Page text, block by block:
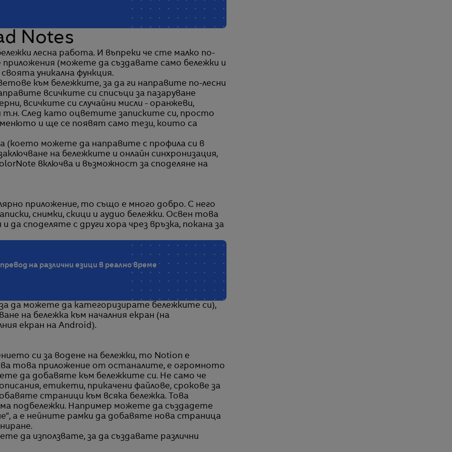
Notes
лесна работа. И въпреки че сте малко по-
(можете да създавате само бележки и
уникална функция.
към бележките, за да ги направите по-лесни
всичките си списъци за пазаруване
всичките си случайни мисли - оранжеви,
т.н. След като оцветите записките си, просто
и ще се появят само тези, които са
(което можете да направите с профила си в
на бележките и онлайн синхронизация,
включва и възможност за споделяне на
приложение, то също е много добро. С него
снимки, скици и аудио бележки. Освен това
да споделяте с други хора чрез връзка, покана за
на различни езици в реално време
да можете да категоризирате бележките си),
на бележка към началния екран (на
екран на Android).
си за водене на бележки, то Notion е
това приложение от останалите, е огромното
да добавяте към бележките си. Не само че
етикети, прикачени файлове, срокове за
страници към всяка бележка. Това
подбележки. Например можете да създадете
а е нейните рамки да добавяте нова страница
да използвате, за да създавате различни